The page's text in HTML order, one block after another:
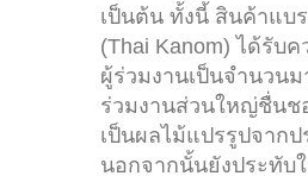
เป็นต้น ทั้งนี้ สินค้าแบ
(Thai Kanom) ได้รับ
ผู้ร่วมงานเป็นจำนวนม
ร่วมงานส่วนใหญ่ชื่น
เป็นผลไม้แปรรูปจากป
นอกจากนั้นยังประทับ